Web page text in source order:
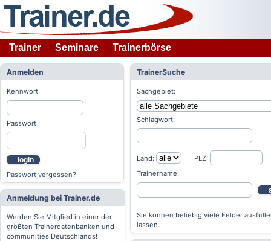
Trainer Seminare Trainerbörse
Anmelden
Kennwort
Passwort
login
Passwort vergessen?
Anmeldung bei Trainer.de
Werden Sie Mitglied in einer der
größten Trainerdatenbanken und -
communities Deutschlands!
TrainerSuche
Sachgebiet:
Schlagwort:
Land:
PLZ:
Trainername:
Sie können beliebig viele Felder
lassen.